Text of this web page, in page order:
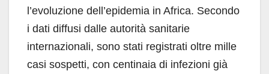
l’evoluzione dell’epidemia in Africa. Secondo
i dati diffusi dalle autorità sanitarie
internazionali, sono stati registrati oltre mille
casi sospetti, con centinaia di infezioni già